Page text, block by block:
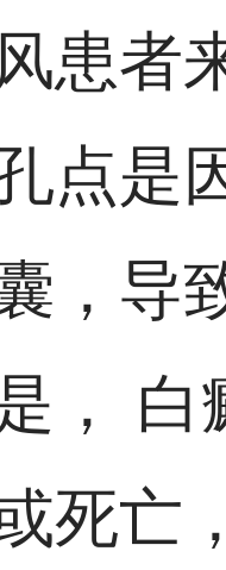
患者
点是
，导
，
死亡